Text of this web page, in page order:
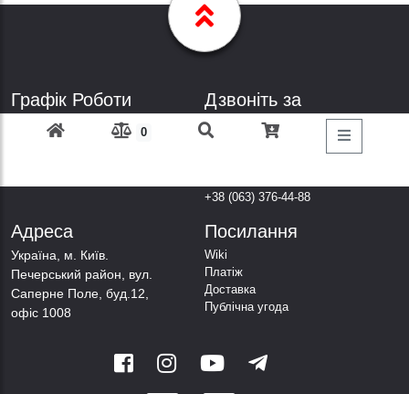
0
Графік Роботи
Пн-Пт: з 9: 00 до 18: 00
Субота: вихідний
Дзвоніть за
телефонами
+38 (063) 376-44-88
Адреса
Українa, м. Київ.
Печерський район, вул.
Саперне Поле, буд.12,
офіс 1008
Посилання
Wiki
Платіж
Доставка
Публічна угода